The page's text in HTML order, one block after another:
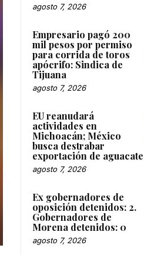
agosto 7, 2026
Empresario pagó 200
mil pesos por permiso
para corrida de toros
apócrifo: Sindica de
Tijuana
agosto 7, 2026
EU reanudará
actividades en
Michoacán; México
busca destrabar
exportación de aguacate
agosto 7, 2026
Ex gobernadores de
oposición detenidos: 2.
Gobernadores de
Morena detenidos: 0
agosto 7, 2026